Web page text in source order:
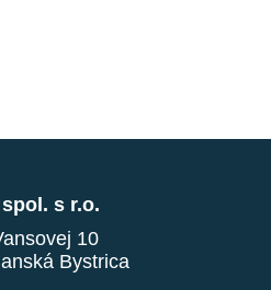
s r.o.
10
Bystrica